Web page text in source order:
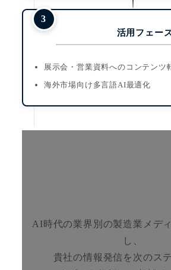
活用フェー
展示会・営業資料へのコンテンツ
海外市場向け多言語AI最適化
AI時代の業界別の製造業メデ
し、
貴社の情報発信を次のス